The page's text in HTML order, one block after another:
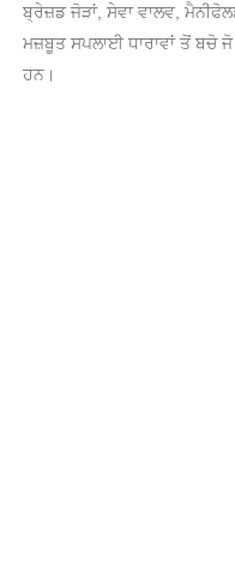
ਬ੍ਰੇਜ਼ਡ ਜੋੜਾਂ, ਸੇਵਾ ਵਾਲਵ,
ਮਜ਼ਬੂਤ ​​ਸਪਲਾਈ ਧਾਰਾਵਾਂ ਤੋਂ ਬਚੋ
ਹਨ।